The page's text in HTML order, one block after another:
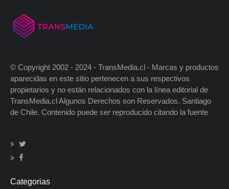
© Copyright 2002 - 2024 - TransMedia.cl - Marcas y productos
aparecidas en este sitio pertenecen a sus respectivos
propietarios y no están relacionados con la línea editorial de
TransMedia.cl Algunos Derechos son Reservados. Santiago
de Chile. Contenido puede ser reproducido citando la fuente
Categorias